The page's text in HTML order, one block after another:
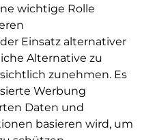
wichtige Rolle
Einsatz alternativer
Alternative zu
zunehmen. Es
Werbung
Daten und
basieren wird, um